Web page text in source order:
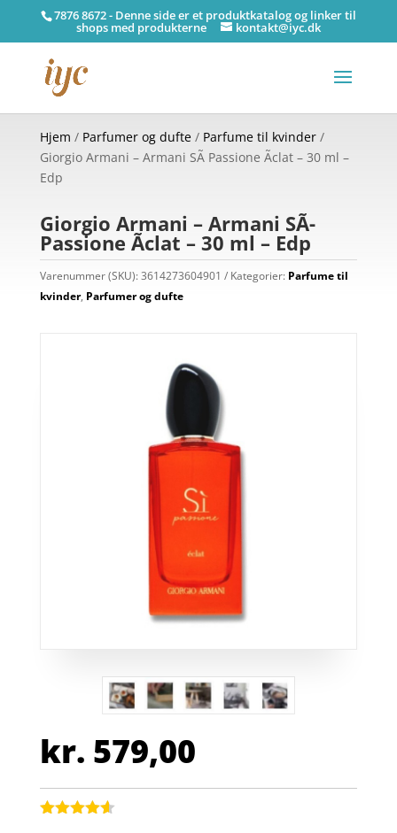
7876 8672 - Denne side er et produktkatalog og linker til
shops med produkterne kontakt@iyc.dk
Hjem / Parfumer og dufte/ Parfume til kvinder/
Giorgio Armani – Armani SÃ­ Passione Ãclat – 30 ml –
Edp
Giorgio Armani – Armani SÃ­
Passione Ãclat – 30 ml – Edp
Varenummer (SKU):3614273604901 Kategorier: Parfume til
kvinder, Parfumer og dufte
kr. 579,00